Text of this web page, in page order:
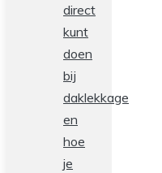
direct
kunt
doen
bij
daklekkage
en
hoe
je